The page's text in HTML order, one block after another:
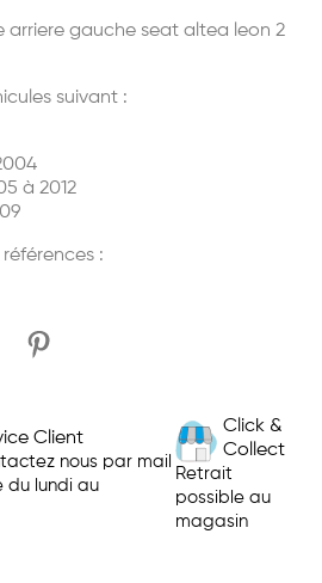
arriere gauche seat altea leon 2
suivant :
à 2012
:
Client
nous par mail
du lundi au
Click &
Collect
Retrait
possible au
magasin